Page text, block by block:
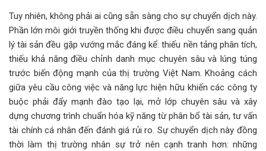
Tuy nhiên, không phải ai cũng sẵn sàng cho sự chuyển dịch này.
Phần lớn môi giới truyền thống khi được điều chuyển sang quản
lý tài sản đều gặp vướng mắc đáng kể: thiếu nền tảng phân tích,
thiếu khả năng điều chỉnh danh mục chuyên sâu và lúng túng
trước biến động mạnh của thị trường Việt Nam. Khoảng cách
giữa yêu cầu công việc và năng lực hiện hữu khiến các công ty
buộc phải đẩy mạnh đào tạo lại, mở lớp chuyên sâu và xây
dựng chương trình chuẩn hóa kỹ năng từ phân bổ tài sản, tư vấn
tài chính cá nhân đến đánh giá rủi ro. Sự chuyển dịch này đồng
thời làm thị trường nhân sự trở nên cạnh tranh hơn: những